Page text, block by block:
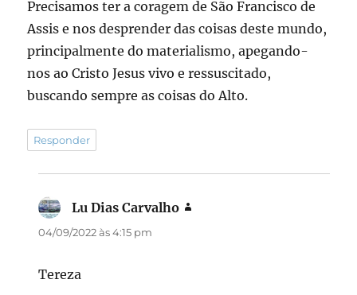
Precisamos ter a coragem de São Francisco de
Assis e nos desprender das coisas deste mundo,
principalmente do materialismo, apegando-
nos ao Cristo Jesus vivo e ressuscitado,
buscando sempre as coisas do Alto.
Responder
Lu Dias Carvalho
04/09/2022 às 4:15 pm
Tereza